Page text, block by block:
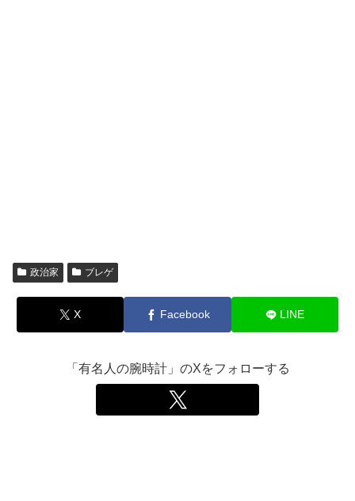
政治家 ブレゲ
X Facebook LINE
「有名人の腕時計」のXをフォローする